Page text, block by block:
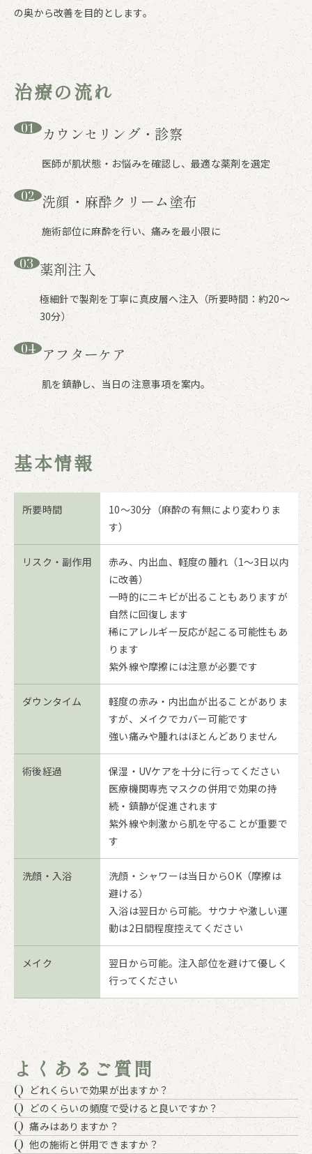
の奥から改善を目的とします。
治療の流れ
01 カウンセリング・診察
医師が肌状態・お悩みを確認し、最適な薬剤を選定
02 洗顔・麻酔クリーム塗布
施術部位に麻酔を行い、痛みを最小限に
03 薬剤注入
極細針で製剤を丁寧に真皮層へ注入（所要時間：約20〜
30分）
04 アフターケア
肌を鎮静し、当日の注意事項を案内。
基本情報
所要時間
10〜30分（麻酔の有無により変わりま
す）
リスク・副作用
赤み、内出血、軽度の腫れ（1〜3日以内
に改善）
一時的にニキビが出ることもありますが
自然に回復します
稀にアレルギー反応が起こる可能性もあ
ります
紫外線や摩擦には注意が必要です
ダウンタイム
軽度の赤み・内出血が出ることがありま
すが、メイクでカバー可能です
強い痛みや腫れはほとんどありません
術後経過
保湿・UVケアを十分に行ってください
医療機関専売マスクの併用で効果の持
続・鎮静が促進されます
紫外線や刺激から肌を守ることが重要で
す
洗顔・入浴
洗顔・シャワーは当日からOK（摩擦は
避ける）
入浴は翌日から可能。サウナや激しい運
動は2日間程度控えてください
メイク
翌日から可能。注入部位を避けて優しく
行ってください
よくあるご質問
Q どれくらいで効果が出ますか？
Q どのくらいの頻度で受けると良いですか？
Q 痛みはありますか？
Q 他の施術と併用できますか？